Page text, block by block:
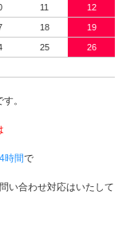
11 12
18 19
25 26
。
時間で
い合わせ対応はいたして